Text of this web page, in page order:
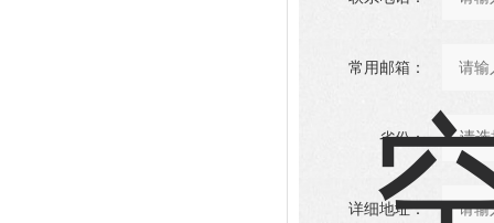
常用邮箱：
省份：
详细地址：